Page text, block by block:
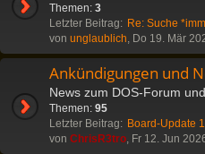
Themen: 3
Letzter Beitrag: Re: Suche
von unglaublich, Do 19. Mär
Ankündigungen und
News zum DOS-Forum
Themen: 95
Letzter Beitrag: Board-Update
von ChrisR3tro, Fr 12. Jun